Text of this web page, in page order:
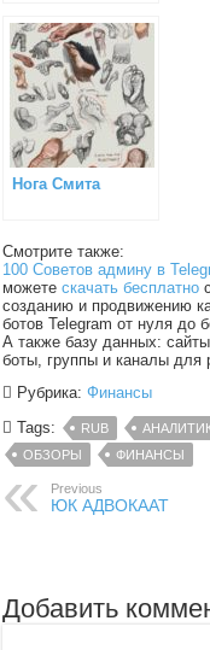
Нога Смита
Смотрите также:
100 Советов админу в
можетескачать бесплатно
созданию и продвижению
ботов Telegram от нуля до
А также базу данных:
боты, группы и каналы для
Рубрика:Финансы
Tags:
RUB
ОБЗОРЫ
ФИНАНСЫ
Previous
ЮК АДВОКААТ
Добавить